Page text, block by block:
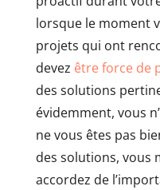
lorsque le moment
projets qui ont
devez être force de
des solutions
évidemment, vous
ne vous êtes pas
des solutions, vous
accordez de